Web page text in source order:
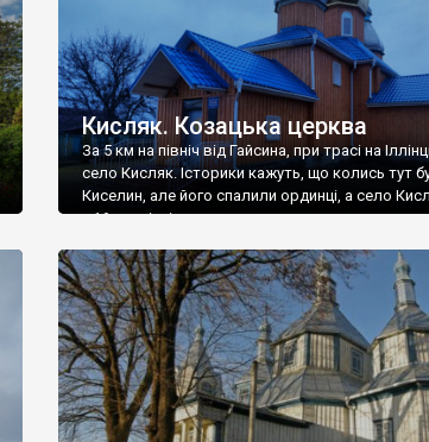
Кисляк. Козацька церква
За 5 км на північ від Гайсина, при трасі на
село Кисляк. Історики кажуть, що колись тут
Киселин, але його спалили ординці, а село
у 16 столітті.